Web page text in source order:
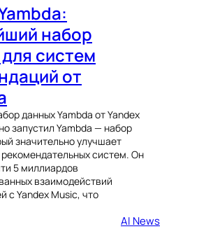
набор
систем
от
данных Yambda от Yandex
запустил Yambda — набор
значительно улучшает
систем. Он
5 миллиардов
взаимодействий
с Yandex Music, что
AI News